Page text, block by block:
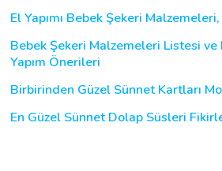
El Yapımı Bebek Şekeri
Bebek Şekeri Malzemeleri Listesi ve
Yapım Önerileri
Birbirinden Güzel Sünnet Kartları
En Güzel Sünnet Dolap Süsleri